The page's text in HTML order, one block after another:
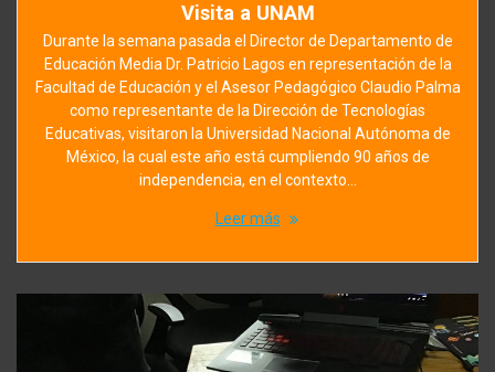
Visita a UNAM
Durante la semana pasada el Director de Departamento de
Educación Media Dr. Patricio Lagos en representación de la
Facultad de Educación y el Asesor Pedagógico Claudio Palma
como representante de la Dirección de Tecnologías
Educativas, visitaron la Universidad Nacional Autónoma de
México, la cual este año está cumpliendo 90 años de
independencia, en el contexto…
Leer más